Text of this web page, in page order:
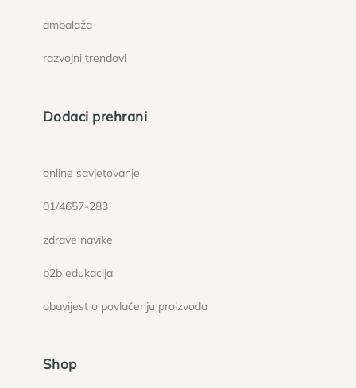
ambalaža
razvojni trendovi
Dodaci prehrani
online savjetovanje
01/4657-283
zdrave navike
b2b edukacija
obavijest o povlačenju proizvoda
Shop